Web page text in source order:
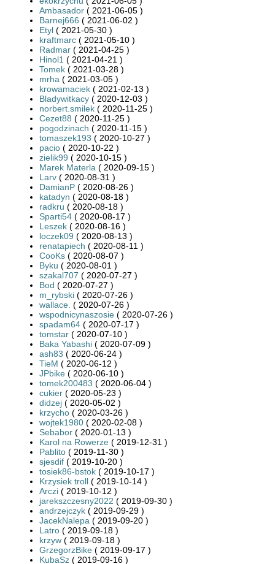
Ambasador ( 2021-06-05 )
Barnej666 ( 2021-06-02 )
Etyl ( 2021-05-30 )
kraftmarc ( 2021-05-10 )
Radmar ( 2021-04-25 )
Hinol1 ( 2021-04-21 )
Tomek ( 2021-03-28 )
mrha ( 2021-03-05 )
krowamaciek ( 2021-02-13 )
Bladywitkacy ( 2020-12-03 )
norbert.smilek ( 2020-11-25 )
Cezet88 ( 2020-11-25 )
pogodzinach ( 2020-11-15 )
tomaszek193 ( 2020-10-27 )
pacio ( 2020-10-22 )
zielik99 ( 2020-10-15 )
Marek Materla ( 2020-09-15 )
Larv ( 2020-08-31 )
DamianP ( 2020-08-26 )
katadyn ( 2020-08-18 )
radkru ( 2020-08-18 )
Sparti54 ( 2020-08-17 )
Leszek ( 2020-08-16 )
loczek09 ( 2020-08-13 )
renatapiech ( 2020-08-11 )
CooKs ( 2020-08-07 )
Byku ( 2020-08-01 )
szakal707 ( 2020-07-27 )
Bod ( 2020-07-27 )
m_rybski ( 2020-07-26 )
wallace. ( 2020-07-26 )
wspodnicynaszosie ( 2020-07-26 )
spadam64 ( 2020-07-17 )
tomstar ( 2020-07-10 )
Baka Yabashi ( 2020-07-09 )
ash83 ( 2020-06-24 )
TieM ( 2020-06-12 )
JPbike ( 2020-06-10 )
tomek200483 ( 2020-06-04 )
cukier ( 2020-05-23 )
didzej ( 2020-05-02 )
krzycho ( 2020-03-26 )
wojtek1980 ( 2020-02-08 )
Sebabor ( 2020-01-13 )
Karol na Rowerze ( 2019-12-31 )
Pablito ( 2019-11-30 )
sjesdif ( 2019-10-20 )
tosiek86-bstok ( 2019-10-17 )
Krzysiek troll ( 2019-10-14 )
Arczi ( 2019-10-12 )
jarekszczesny2022 ( 2019-09-30 )
andrzejczyk ( 2019-09-29 )
JacekNalepa ( 2019-09-20 )
Latro ( 2019-09-18 )
krzyw ( 2019-09-18 )
GrzegorzBike ( 2019-09-17 )
KubaSz ( 2019-09-16 )